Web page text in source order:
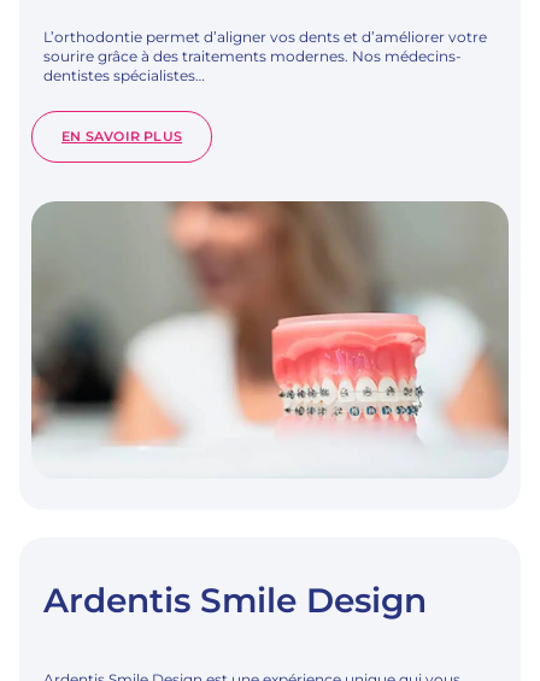
L’orthodontie permet d’aligner vos dents et d’améliorer votre
sourire grâce à des traitements modernes. Nos médecins-
dentistes spécialistes…
EN SAVOIR PLUS:
ORTHODONTIE
Ardentis Smile Design